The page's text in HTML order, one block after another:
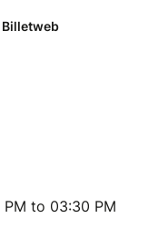
to 03:30 PM